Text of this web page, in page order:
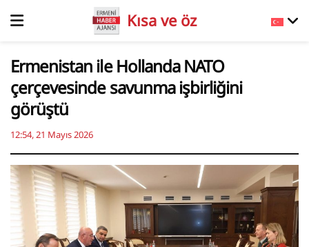
Kısa ve öz
Ermenistan ile Hollanda NATO
çerçevesinde savunma işbirliğini
görüştü
12:54, 21 Mayıs 2026